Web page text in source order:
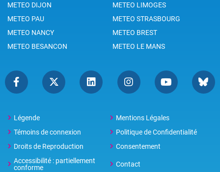
METEO DIJON
METEO LIMOGES
METEO PAU
METEO STRASBOURG
METEO NANCY
METEO BREST
METEO BESANCON
METEO LE MANS
Légende
Mentions Légales
Témoins de connexion
Politique de Confidentialité
Droits de Reproduction
Consentement
Accessibilité : partiellement
conforme
Contact